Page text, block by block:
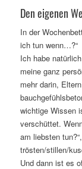
Den eigenen
In der
ich tun wenn…?“
Ich habe
meine ganz
mehr darin,
wichtige Wissen
verschüttet.
am liebsten
trösten/stillen/
Und dann ist es